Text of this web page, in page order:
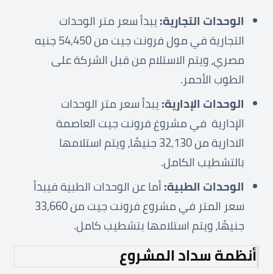
الوحدات التجارية:يبدأ سعر متر الوحدات
التجارية في مول فرونت جيت من 54,450 جنيه
مصري، ويتم الاستلام من قبل الشركة على
الطوب الأحمر.
الوحدات الإدارية:يبدأ سعر متر الوحدات
الإدارية في مشروغ فرونت جيت العاصمة
الادارية من 32,130 جنيهًا، ويتم استلامها
بالتشطيب الكامل.
الوحدات الطبية:أما عن الوحدات الطبية فيبدأ
سعر المتر في مشروع فرونت جيت من 33,660
جنيهًا، ويتم استلامها بتشطيب كامل.
أنظمة سداد المشروع